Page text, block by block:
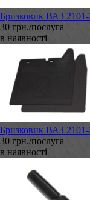
Бризковик ВАЗ
30 грн./послуга
в наявності
Бризковик ВАЗ
30 грн./послуга
в наявності